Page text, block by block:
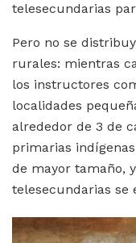
telesecundarias
Pero no se
rurales: mientras
los instructores
localidades
alrededor de 3 de
primarias
de mayor tamaño,
telesecundarias se